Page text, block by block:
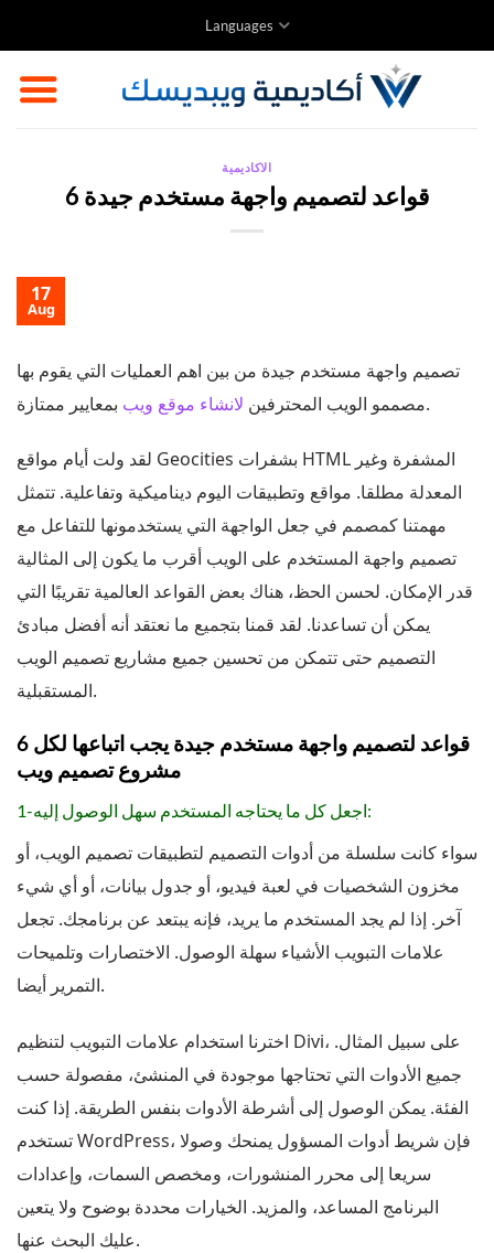
to
content
Languages
الاكاديمية
6 قواعد لتصميم واجهة مستخدم جيدة
17
Aug
تصميم واجهة مستخدم جيدة من بين اهم العمليات التي يقوم بها
مصممو الويب المحترفين لانشاء موقع ويب بمعايير ممتازة.
لقد ولت أيام مواقع Geocities بشفرات HTML المشفرة وغير
المعدلة مطلقا. مواقع وتطبيقات اليوم ديناميكية وتفاعلية. تتمثل
مهمتنا كمصمم في جعل الواجهة التي يستخدمونها للتفاعل مع
تصميم واجهة المستخدم على الويب أقرب ما يكون إلى المثالية
قدر الإمكان. لحسن الحظ، هناك بعض القواعد العالمية تقريبًا التي
يمكن أن تساعدنا. لقد قمنا بتجميع ما نعتقد أنه أفضل مبادئ
التصميم حتى تتمكن من تحسين جميع مشاريع تصميم الويب
المستقبلية.
6 قواعد لتصميم واجهة مستخدم جيدة يجب اتباعها لكل
مشروع تصميم ويب
1-اجعل كل ما يحتاجه المستخدم سهل الوصول إليه:
سواء كانت سلسلة من أدوات التصميم لتطبيقات تصميم الويب، أو
مخزون الشخصيات في لعبة فيديو، أو جدول بيانات، أو أي شيء
آخر. إذا لم يجد المستخدم ما يريد، فإنه يبتعد عن برنامجك. تجعل
علامات التبويب الأشياء سهلة الوصول. الاختصارات وتلميحات
التمرير أيضا.
اخترنا استخدام علامات التبويب لتنظيم Divi، على سبيل المثال.
جميع الأدوات التي تحتاجها موجودة في المنشئ، مفصولة حسب
الفئة. يمكن الوصول إلى أشرطة الأدوات بنفس الطريقة. إذا كنت
تستخدم WordPress، فإن شريط أدوات المسؤول يمنحك وصولا
سريعا إلى محرر المنشورات، ومخصص السمات، وإعدادات
البرنامج المساعد، والمزيد. الخيارات محددة بوضوح ولا يتعين
عليك البحث عنها.